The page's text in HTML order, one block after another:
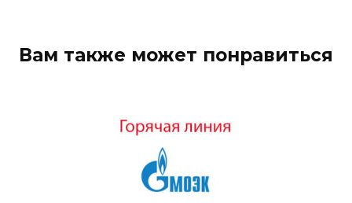
Вам также может понравиться